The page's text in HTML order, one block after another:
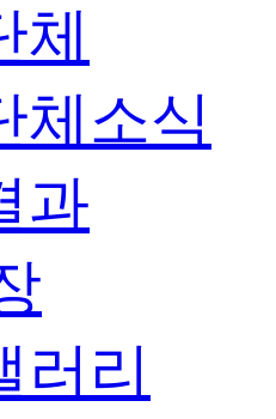
체
체소식
과
러리